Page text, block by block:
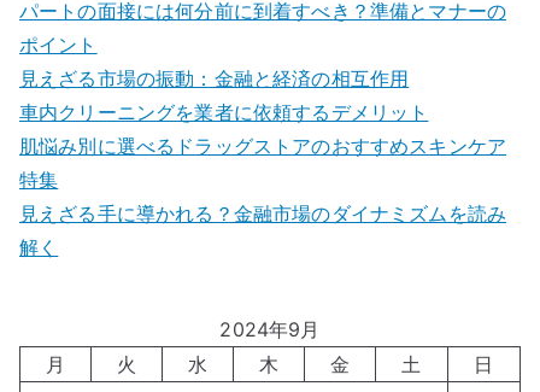
パートの面接には何分前に到着すべき？準備とマナーの
ポイント
見えざる市場の振動：金融と経済の相互作用
車内クリーニングを業者に依頼するデメリット
肌悩み別に選べるドラッグストアのおすすめスキンケア
特集
見えざる手に導かれる？金融市場のダイナミズムを読み
解く
2024年9月
月
火 水 木 金 土
日